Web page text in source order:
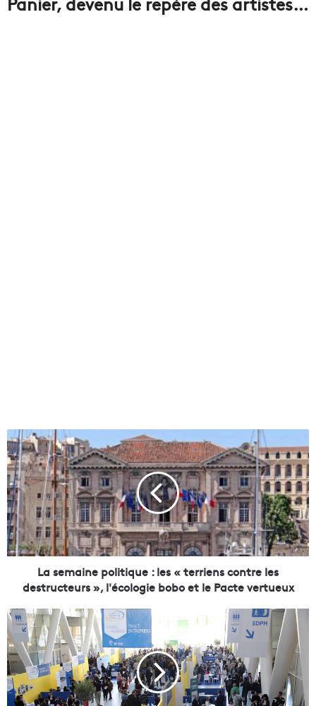
L
a
s
e
m
a
i
n
e
i
t
i
q
u
e
La semaine politique : les « terriens contre les
destructeurs », l'écologie bobo et le Pacte vertueux
1
6
0
0
p
o